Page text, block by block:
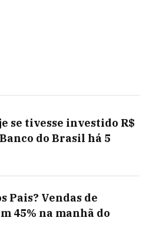
se tivesse investido R$
do Brasil há 5
Pais? Vendas de
45% na manhã do